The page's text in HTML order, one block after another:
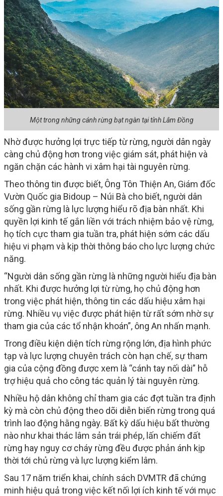
Một trong những cánh rừng bạt ngàn tại tỉnh Lâm Đồng
Nhờ được hưởng lợi trực tiếp từ rừng, người dân ngày
càng chủ động hơn trong việc giám sát, phát hiện và
ngăn chặn các hành vi xâm hại tài nguyên rừng.
Theo thông tin được biết, Ông Tôn Thiện An, Giám đốc
Vườn Quốc gia Bidoup – Núi Bà cho biết, người dân
sống gần rừng là lực lượng hiểu rõ địa bàn nhất. Khi
quyền lợi kinh tế gắn liền với trách nhiệm bảo vệ rừng,
họ tích cực tham gia tuần tra, phát hiện sớm các dấu
hiệu vi phạm và kịp thời thông báo cho lực lượng chức
năng.
“Người dân sống gần rừng là những người hiểu địa bàn
nhất. Khi được hưởng lợi từ rừng, họ chủ động hơn
trong việc phát hiện, thông tin các dấu hiệu xâm hại
rừng. Nhiều vụ việc được phát hiện từ rất sớm nhờ sự
tham gia của các tổ nhận khoán”, ông An nhấn mạnh.
Trong điều kiện diện tích rừng rộng lớn, địa hình phức
tạp và lực lượng chuyên trách còn hạn chế, sự tham
gia của cộng đồng được xem là “cánh tay nối dài” hỗ
trợ hiệu quả cho công tác quản lý tài nguyên rừng.
Nhiều hộ dân không chỉ tham gia các đợt tuần tra định
kỳ mà còn chủ động theo dõi diễn biến rừng trong quá
trình lao động hằng ngày. Bất kỳ dấu hiệu bất thường
nào như khai thác lâm sản trái phép, lấn chiếm đất
rừng hay nguy cơ cháy rừng đều được phản ánh kịp
thời tới chủ rừng và lực lượng kiểm lâm.
Sau 17 năm triển khai, chính sách DVMTR đã chứng
minh hiệu quả trong việc kết nối lợi ích kinh tế với mục